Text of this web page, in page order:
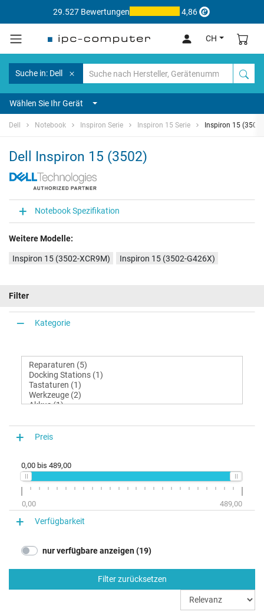
29.527 Bewertungen 4,86
CH
Suche in: Dell
Wählen Sie Ihr Gerät
Dell Notebook Inspiron Serie Inspiron 15 Serie Inspiron 15 (3502)
Dell Inspiron 15 (3502)
Notebook Spezifikation
Weitere Modelle:
Inspiron 15 (3502-XCR9M) Inspiron 15 (3502-G426X)
Filter
Kategorie
Preis
0,00 bis 489,00
0,00 489,00
Verfügbarkeit
nur verfügbare anzeigen (19)
Filter zurücksetzen